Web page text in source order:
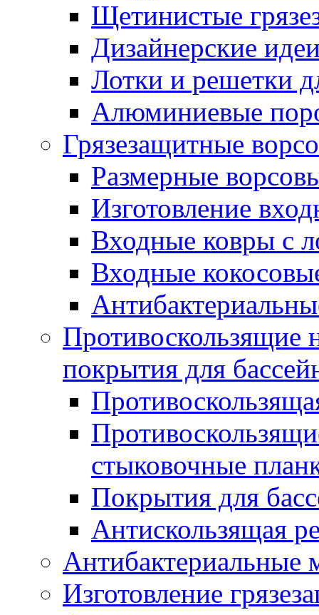
Щетинистые
Дизайнерские
Лотки и решетки
Алюминиевые
Грязезащитные
Размерные
Изготовление
Входные ковры с
Входные
Противоскользящие
покрытия для
стыковочные
Покрытия для
Антискользящая
Антибактериальные
Изготовление